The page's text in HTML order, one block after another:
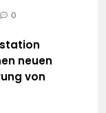
0
neuen
von